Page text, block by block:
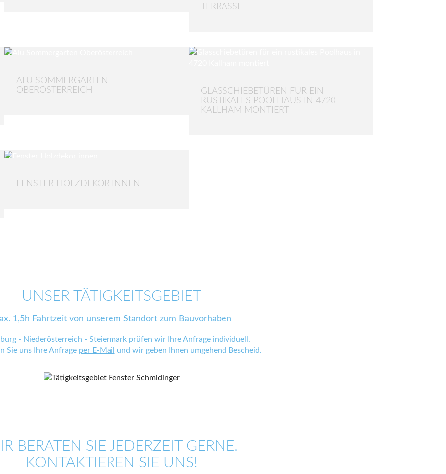
TERRASSE
ALU SOMMERGARTEN
OBERÖSTERREICH
GLASSCHIEBETÜREN FÜR EIN
RUSTIKALES POOLHAUS IN 4720
KALLHAM MONTIERT
FENSTER HOLZDEKOR INNEN
UNSER TÄTIGKEITSGEBIET
1,5h Fahrtzeit von unserem Standort zum Bauvorhaben
- Niederösterreich - Steiermark prüfen wir Ihre Anfrage individuell.
Sie uns Ihre Anfrage per E-Mail und wir geben Ihnen umgehend Bescheid.
BERATEN SIE JEDERZEIT GERNE.
KONTAKTIEREN SIE UNS!